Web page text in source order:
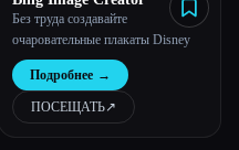
Без труда создавайте
очаровательные плакаты Disney
Подробнее →
ПОСЕЩАТЬ↗︎